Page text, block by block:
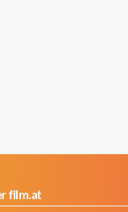
film.at